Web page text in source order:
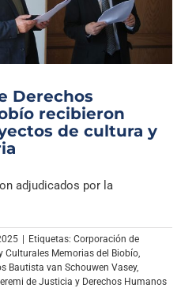
Derechos
recibieron
de cultura y
adjudicados por la
| Etiquetas: Corporación de
Culturales Memorias del Biobío
Bautista van Schouwen Vasey,
de Justicia y Derechos Humanos